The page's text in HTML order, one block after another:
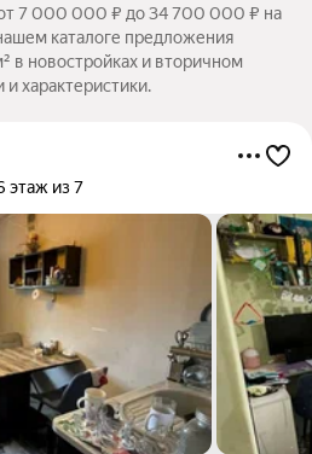
7 000 000 ₽ до 34 700 000 ₽ на
каталоге предложения
в новостройках и вторичном
характеристики.
этаж из 7